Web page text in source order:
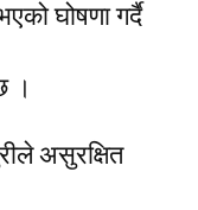
घोषणा गर्दै
।
असुरक्षित